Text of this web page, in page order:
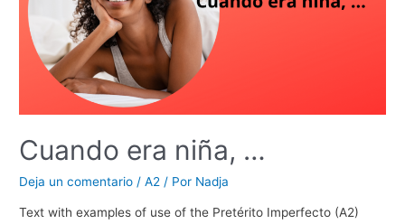
Cuando era niña, …
Deja un comentario /A2 / Por Nadja
Text with examples of use of the Pretérito Imperfecto (A2)